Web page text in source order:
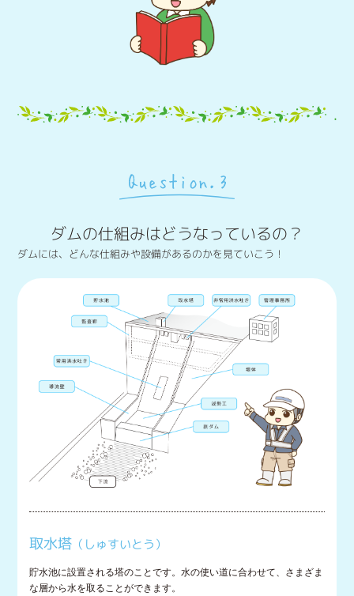
ダムの仕組みはどうなっているの？
ダムには、どんな仕組みや設備があるのかを見ていこう！
取水塔 （しゅすいとう）
貯水池に設置される塔のことです。水の使い道に合わせて、さまざま
な層から水を取ることができます。